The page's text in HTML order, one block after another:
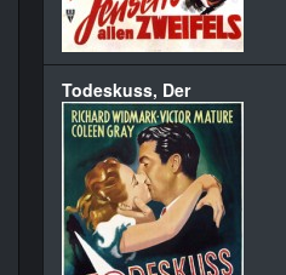
Todeskuss, Der